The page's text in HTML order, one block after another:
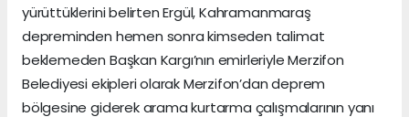
yürüttüklerini belirten Ergül, Kahramanmaraş
depreminden hemen sonra kimseden talimat
beklemeden Başkan Kargı’nın emirleriyle Merzifon
Belediyesi ekipleri olarak Merzifon’dan deprem
bölgesine giderek arama kurtarma çalışmalarının yanı